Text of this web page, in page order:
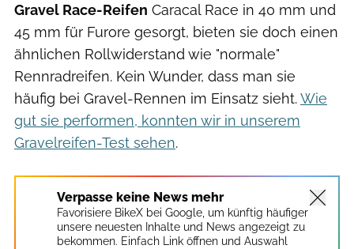
Gravel Race-Reifen Caracal Race in 40 mm und
45 mm für Furore gesorgt, bieten sie doch einen
ähnlichen Rollwiderstand wie "normale"
Rennradreifen. Kein Wunder, dass man sie
häufig bei Gravel-Rennen im Einsatz sieht.Wie
gut sie performen, konnten wir in unserem
Gravelreifen-Test sehen.
Verpasse keine News mehr
Favorisiere BikeX bei Google, um künftig häufiger
unsere neuesten Inhalte und News angezeigt zu
bekommen. Einfach Link öffnen und Auswahl